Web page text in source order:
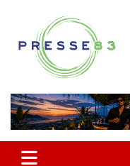
contenu
Presse 83